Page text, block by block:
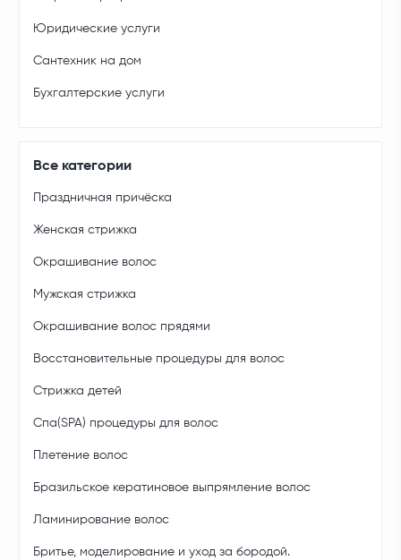
Юридические услуги
Сантехник на дом
Бухгалтерские услуги
Все категории
Праздничная причёска
Женская стрижка
Окрашивание волос
Мужская стрижка
Окрашивание волос прядями
Восстановительные процедуры для волос
Стрижка детей
Спа(SPA) процедуры для волос
Плетение волос
Бразильское кератиновое выпрямление волос
Ламинирование волос
Бритье, моделирование и уход за бородой.